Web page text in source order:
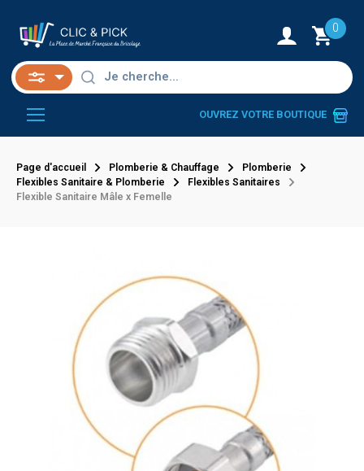
0
OUVREZ VOTRE BOUTIQUE
Page d'accueil Plomberie & Chauffage
Plomberie
Flexibles Sanitaire & Plomberie
Flexibles Sanitaires
Flexible Sanitaire Mâle x Femelle